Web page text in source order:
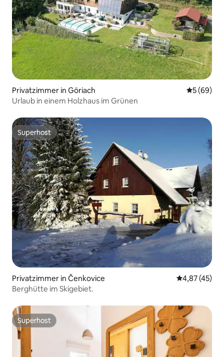
Privatzimmer in Göriach
5 (69)
Urlaub in einem Holzhaus im Grünen
Superhost
Superhost
Privatzimmer in Čenkovice
4,87 (45)
Berghütte im Skigebiet.
Superhost
Superhost